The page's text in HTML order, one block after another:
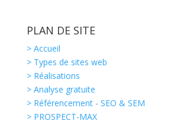
PLAN DE SITE
> Accueil
> Types de sites web
> Réalisations
> Analyse gratuite
> Référencement - SEO & SEM
> PROSPECT-MAX